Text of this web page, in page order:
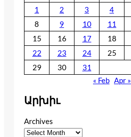
1
2 3 4
8
9 10 11
15
16 17 18
22
23 24 25
29
30
31
« Feb Apr »
Արխիւ
Archives